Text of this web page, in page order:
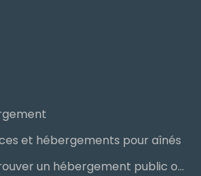
et hébergements pour aînés
Les étapes pour trouver un hébergement public ou privé